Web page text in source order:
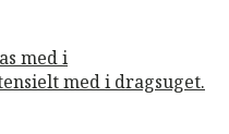
med i
med i dragsuget.